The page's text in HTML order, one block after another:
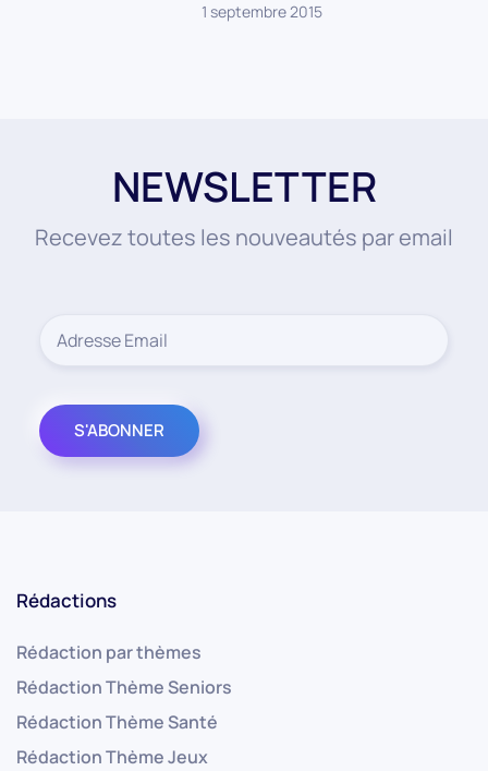
1 septembre 2015
NEWSLETTER
Recevez toutes les nouveautés par email
Rédactions
Rédaction par thèmes
Rédaction Thème Seniors
Rédaction Thème Santé
Rédaction Thème Jeux